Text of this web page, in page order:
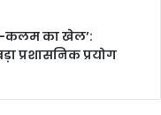
कलम का खेल’:
प्रशासनिक प्रयोग